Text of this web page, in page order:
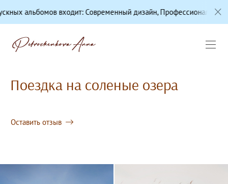
входит: Современный дизайн, Профессиональная
Поездка на соленые озера
Оставить отзыв